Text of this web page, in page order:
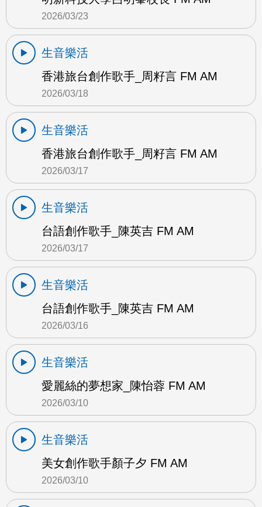
2026/03/23
生音樂活
香港旅台創作歌手_周籽言 FM AM
2026/03/18
生音樂活
香港旅台創作歌手_周籽言 FM AM
2026/03/17
生音樂活
台語創作歌手_陳英吉 FM AM
2026/03/17
生音樂活
台語創作歌手_陳英吉 FM AM
2026/03/16
生音樂活
愛麗絲的夢想家_陳怡蓉 FM AM
2026/03/10
生音樂活
美女創作歌手顏子夕 FM AM
2026/03/10